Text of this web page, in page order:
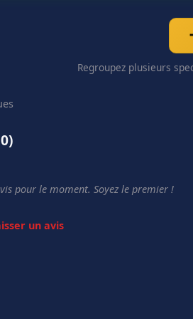
Regroupez plusieurs
pour le moment. Soyez le premier !
un avis